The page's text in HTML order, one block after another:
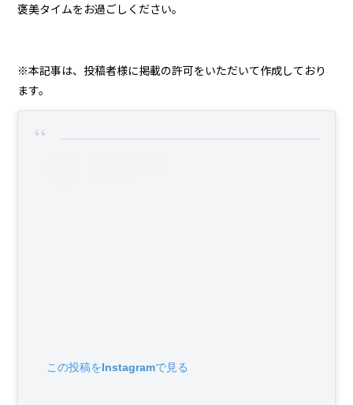
褒美タイムをお過ごしください。
※本記事は、投稿者様に掲載の許可をいただいて作成しており
ます。
この投稿をInstagramで見る